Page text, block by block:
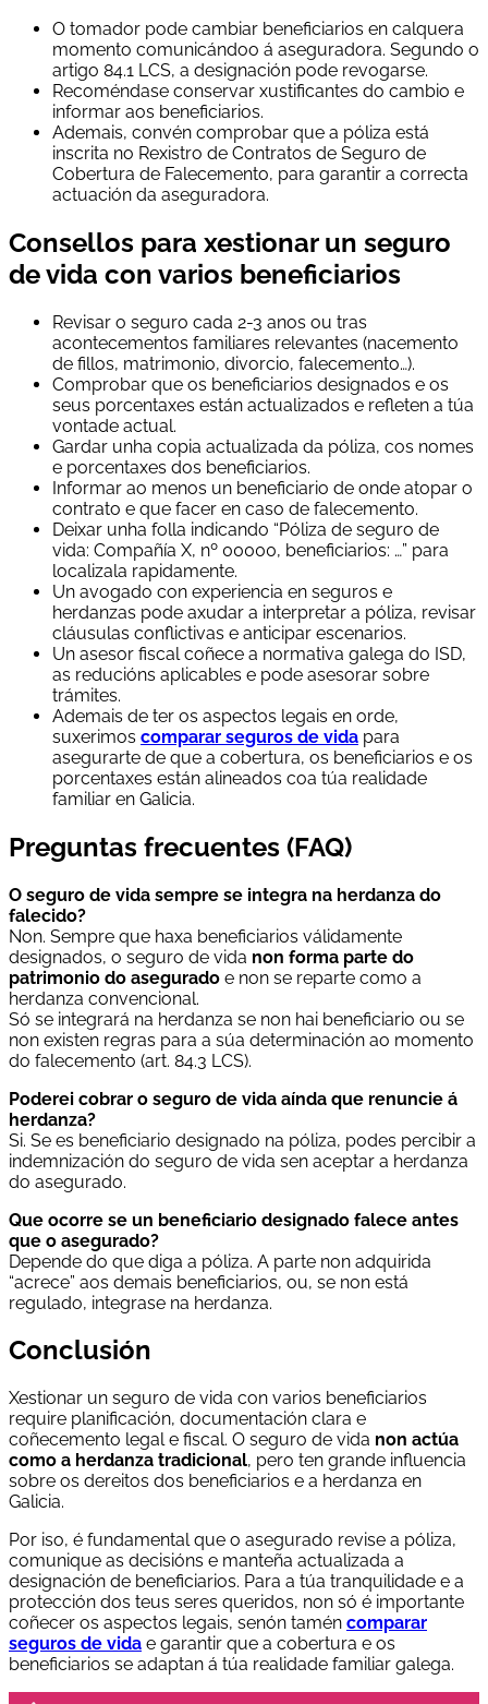
O tomador pode cambiar beneficiarios en calquera
momento comunicándoo á aseguradora. Segundo o
artigo 84.1 LCS, a designación pode revogarse.
Recoméndase conservar xustificantes do cambio e
informar aos beneficiarios.
Ademais, convén comprobar que a póliza está
inscrita no Rexistro de Contratos de Seguro de
Cobertura de Falecemento, para garantir a correcta
actuación da aseguradora.
Consellos para xestionar un seguro
de vida con varios beneficiarios
Revisar o seguro cada 2-3 anos ou tras
acontecementos familiares relevantes (nacemento
de fillos, matrimonio, divorcio, falecemento…).
Comprobar que os beneficiarios designados e os
seus porcentaxes están actualizados e refleten a túa
vontade actual.
Gardar unha copia actualizada da póliza, cos nomes
e porcentaxes dos beneficiarios.
Informar ao menos un beneficiario de onde atopar o
contrato e que facer en caso de falecemento.
Deixar unha folla indicando “Póliza de seguro de
vida: Compañía X, nº 00000, beneficiarios: …” para
localizala rapidamente.
Un avogado con experiencia en seguros e
herdanzas pode axudar a interpretar a póliza, revisar
cláusulas conflictivas e anticipar escenarios.
Un asesor fiscal coñece a normativa galega do ISD,
as reducións aplicables e pode asesorar sobre
trámites.
Ademais de ter os aspectos legais en orde,
suxerimos comparar seguros de vida para
asegurarte de que a cobertura, os beneficiarios e os
porcentaxes están alineados coa túa realidade
familiar en Galicia.
Preguntas frecuentes (FAQ)
O seguro de vida sempre se integra na herdanza do
falecido?
Non. Sempre que haxa beneficiarios válidamente
designados, o seguro de vida non forma parte do
patrimonio do asegurado e non se reparte como a
herdanza convencional.
Só se integrará na herdanza se non hai beneficiario ou se
non existen regras para a súa determinación ao momento
do falecemento (art. 84.3 LCS).
Poderei cobrar o seguro de vida aínda que renuncie á
herdanza?
Si. Se es beneficiario designado na póliza, podes percibir a
indemnización do seguro de vida sen aceptar a herdanza
do asegurado.
Que ocorre se un beneficiario designado falece antes
que o asegurado?
Depende do que diga a póliza. A parte non adquirida
“acrece” aos demais beneficiarios, ou, se non está
regulado, integrase na herdanza.
Conclusión
Xestionar un seguro de vida con varios beneficiarios
require planificación, documentación clara e
coñecemento legal e fiscal. O seguro de vida non actúa
como a herdanza tradicional, pero ten grande influencia
sobre os dereitos dos beneficiarios e a herdanza en
Galicia.
Por iso, é fundamental que o asegurado revise a póliza,
comunique as decisións e manteña actualizada a
designación de beneficiarios. Para a túa tranquilidade e a
protección dos teus seres queridos, non só é importante
coñecer os aspectos legais, senón tamén comparar
seguros de vida e garantir que a cobertura e os
beneficiarios se adaptan á túa realidade familiar galega.